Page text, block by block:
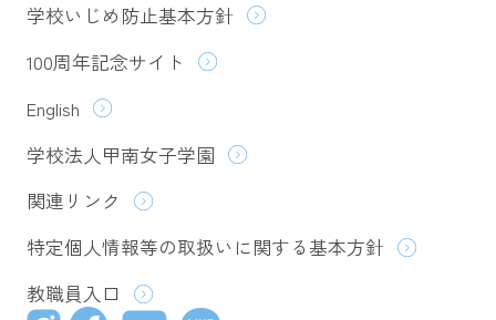
学校いじめ防止基本方針
100周年記念サイト
English
学校法人甲南女子学園
関連リンク
特定個人情報等の取扱いに関する基本方針
教職員入口